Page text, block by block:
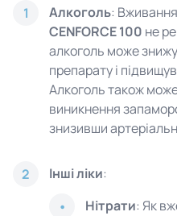
1 Алкоголь:
CENFORCE 100 не
алкоголь може
препарату і
Алкоголь також
виникнення
знизивши
2 Інші ліки:
Нітрати: Як